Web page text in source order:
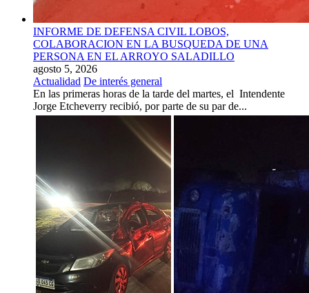
INFORME DE DEFENSA CIVIL LOBOS,
COLABORACION EN LA BUSQUEDA DE UNA
PERSONA EN EL ARROYO SALADILLO
agosto 5, 2026
Actualidad De interés general
En las primeras horas de la tarde del martes, el Intendente
Jorge Etcheverry recibió, por parte de su par de...